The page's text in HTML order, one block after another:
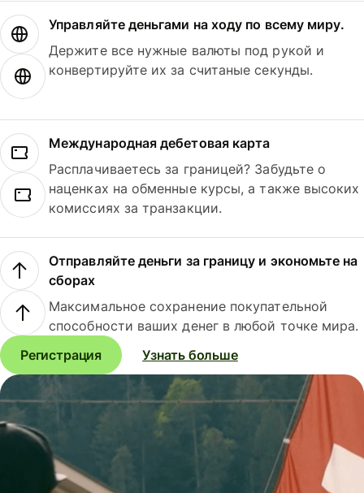
Управляйте деньгами на ходу по всему миру.
Держите все нужные валюты под рукой и
конвертируйте их за считаные секунды.
Международная дебетовая карта
Расплачиваетесь за границей? Забудьте о
наценках на обменные курсы, а также высоких
комиссиях за транзакции.
Отправляйте деньги за границу и экономьте на
сборах
Максимальное сохранение покупательной
способности ваших денег в любой точке мира.
Регистрация
Узнать больше